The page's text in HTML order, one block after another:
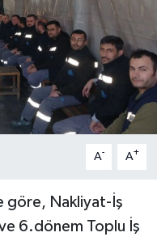
A- A+
göre, Nakliyat-İş
6.dönem Toplu İş